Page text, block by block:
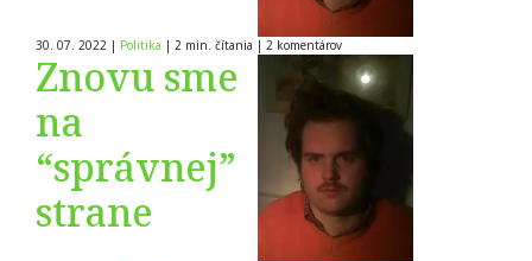
30. 07. 2022 | Politika | 2 min. čítania | 2 komentárov
Znovu sme
na
“správnej”
strane